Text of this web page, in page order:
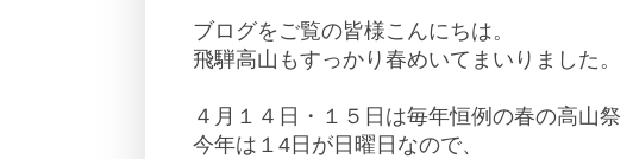
ブログをご覧の皆様こんにちは。
飛騨高山もすっかり春めいてまいりました。
４月１４日・１５日は毎年恒例の春の高山祭
今年は１4日が日曜日なので、